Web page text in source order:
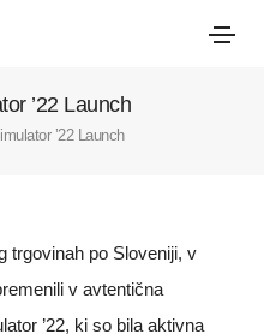
’22 Launch
’22 Launch
trgovinah po Sloveniji, v
v avtentična
’22, ki so bila aktivna